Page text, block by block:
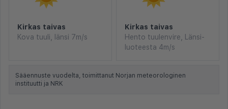
Kirkas taivas
Kova tuuli, länsi 7m/s
Kirkas taivas
Hento tuulenvire, Länsi-
luoteesta 4m/s
Sääennuste vuodelta, toimittanut Norjan meteorologinen
instituutti ja NRK